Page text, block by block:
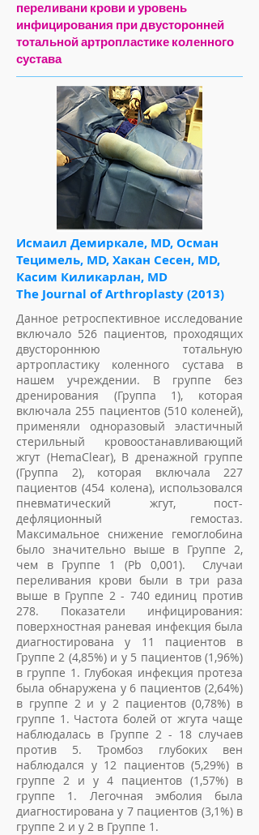
переливани крови и уровень
инфицирования при двусторонней
тотальной артропластике коленного
сустава
Исмаил Демиркале, MD, Осман
Тецимель, MD, Хакан Сесен, MD,
Касим Киликарлан, MD
The Journal of Arthroplasty (2013)
Данное ретроспективное исследование
включало 526 пациентов, проходящих
двустороннюю тотальную
артропластику коленного сустава в
нашем учреждении. В группе без
дренирования (Группа 1), которая
включала 255 пациентов (510 коленей),
применяли одноразовый эластичный
стерильный кровоостанавливающий
жгут (HemaClear), В дренажной группе
(Группа 2), которая включала 227
пациентов (454 колена), использовался
пневматический жгут, пост-
дефляционный гемостаз.
Максимальное снижение гемоглобина
было значительно выше в Группе 2,
чем в Группе 1 (Pb 0,001). Случаи
переливания крови были в три раза
выше в Группе 2 - 740 единиц против
278. Показатели инфицирования:
поверхностная раневая инфекция была
диагностирована у 11 пациентов в
Группе 2 (4,85%) и у 5 пациентов (1,96%)
в группе 1. Глубокая инфекция протеза
была обнаружена у 6 пациентов (2,64%)
в группе 2 и у 2 пациентов (0,78%) в
группе 1. Частота болей от жгута чаще
наблюдалась в Группе 2 - 18 случаев
против 5. Тромбоз глубоких вен
наблюдался у 12 пациентов (5,29%) в
группе 2 и у 4 пациентов (1,57%) в
группе 1. Легочная эмболия была
диагностирована у 7 пациентов (3,1%) в
группе 2 и у 2 в Группе 1.